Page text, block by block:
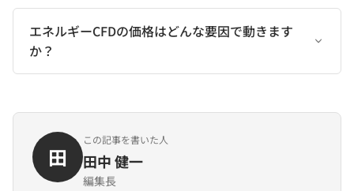
エネルギーCFDの価格はどんな要因で動きます
か？
田
この記事を書いた人
田中 健一
編集長